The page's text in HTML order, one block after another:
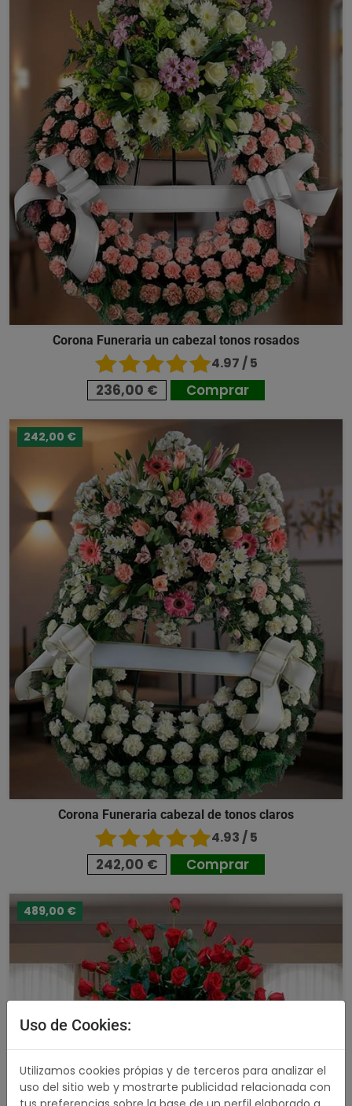
Corona Funeraria un cabezal tonos rosados
4.97 / 5
236,00 € Comprar
242,00 €
Corona Funeraria cabezal de tonos claros
4.93 / 5
242,00 € Comprar
489,00 €
Uso de Cookies:
Utilizamos cookies própias y de terceros para analizar el
uso del sitio web y mostrarte publicidad relacionada con